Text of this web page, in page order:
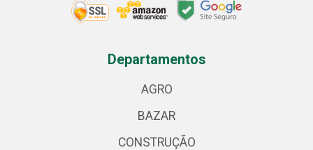
Departamentos
AGRO
BAZAR
CONSTRUÇÃO